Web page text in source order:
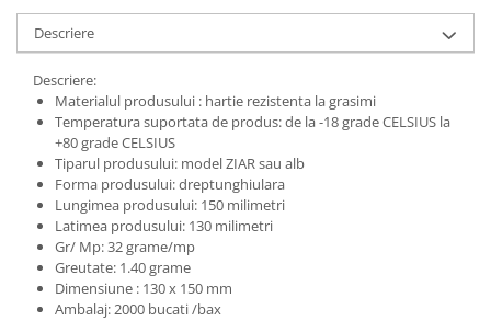
Descriere
Descriere:
Materialul produsului : hartie rezistenta la grasimi
Temperatura suportata de produs: de la -18 grade CELSIUS la
+80 grade CELSIUS
Tiparul produsului: model ZIAR sau alb
Forma produsului: dreptunghiulara
Lungimea produsului: 150 milimetri
Latimea produsului: 130 milimetri
Gr/ Mp: 32 grame/mp
Greutate: 1.40 grame
Dimensiune : 130 x 150 mm
Ambalaj: 2000 bucati /bax